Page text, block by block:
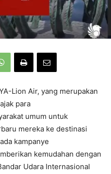
Lion Air, yang merupakan
para
umum untuk
mereka ke destinasi
kampanye
kemudahan dengan
Udara Internasional